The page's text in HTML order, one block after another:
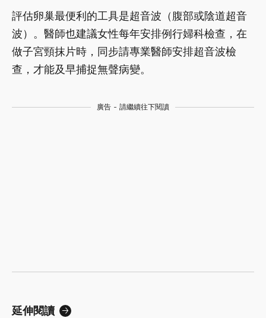
評估卵巢最便利的工具是超音波（腹部或陰道超音
波）。醫師也建議女性每年安排例行婦科檢查，在
做子宮頸抹片時，同步請專業醫師安排超音波檢
查，才能及早捕捉無聲病變。
廣告 - 請繼續往下閱讀
延伸閱讀